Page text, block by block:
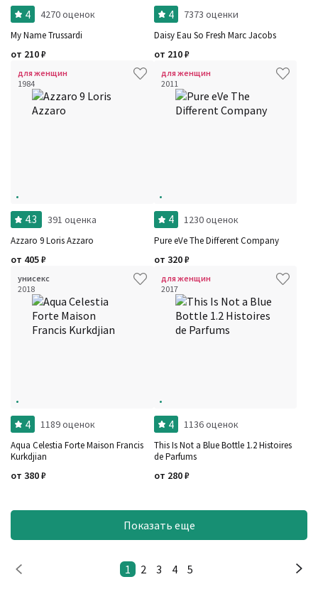
4 4270 оценок
My Name Trussardi
от 210₽
4 7373 оценки
Daisy Eau So Fresh Marc Jacobs
от 210₽
для женщин
1984
4.3 391 оценка
Azzaro 9 Loris Azzaro
от 405₽
для женщин
2011
4 1230 оценок
Pure eVe The Different Company
от 320₽
унисекс
2018
4 1189 оценок
Aqua Celestia Forte Maison Francis
Kurkdjian
от 380₽
для женщин
2017
4 1136 оценок
This Is Not a Blue Bottle 1.2 Histoires
de Parfums
от 280₽
Показать еще
1 2 3 4 5